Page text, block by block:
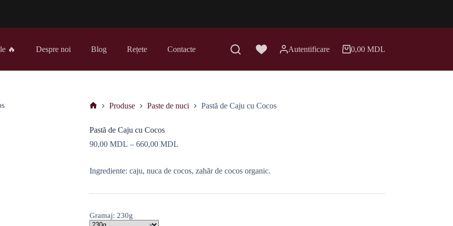
🔥 Despre noi Blog Rețete Contacte Autentificare
Coș
cumpărături
0,00 MDL
Produse Paste de nuci Pastă de Caju cu Cocos
Pastă de Caju cu Cocos
90,00 MDL – 660,00 MDLInterval
90,00 MDL
Ingrediente: caju, nuca de cocos, zahăr de cocos organic.
Gramaj: 230g